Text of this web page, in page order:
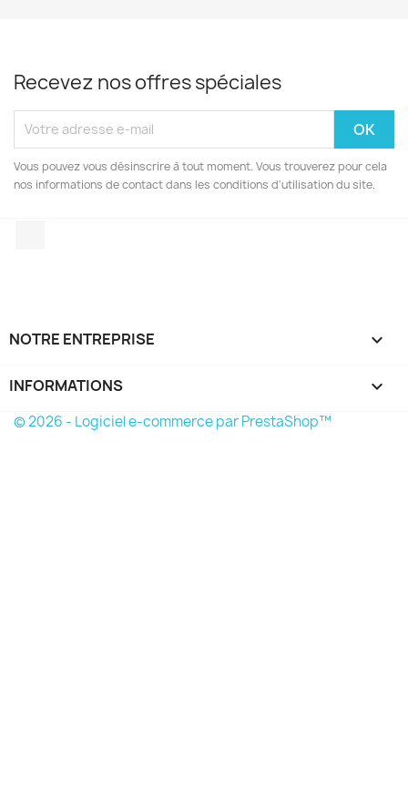
Recevez nos offres spéciales
Vous pouvez vous désinscrire à tout moment. Vous trouverez pour cela
nos informations de contact dans les conditions d'utilisation du site.
NOTRE ENTREPRISE 
INFORMATIONS keyboard_arrow_down
© 2026 - Logiciel e-commerce par PrestaShop™